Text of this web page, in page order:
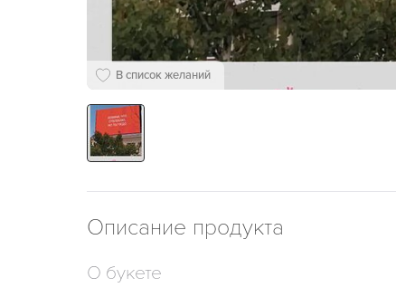
В список желаний
Описание продукта
О букете